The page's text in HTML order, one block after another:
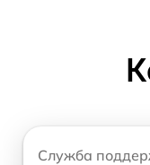
Служба